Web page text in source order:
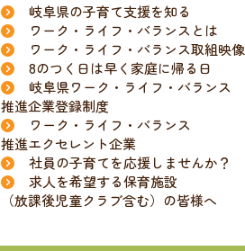
岐阜県の子育て支援を知る
ワーク・ライフ・バランスとは
ワーク・ライフ・バランス取組映像
8のつく日は早く家庭に帰る日
岐阜県ワーク・ライフ・バランス
推進企業登録制度
ワーク・ライフ・バランス
推進エクセレント企業
社員の子育てを応援しませんか？
求人を希望する保育施設
（放課後児童クラブ含む）の皆様へ